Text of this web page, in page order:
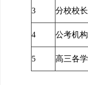
3 分校校长
4 公考机
5 高三各